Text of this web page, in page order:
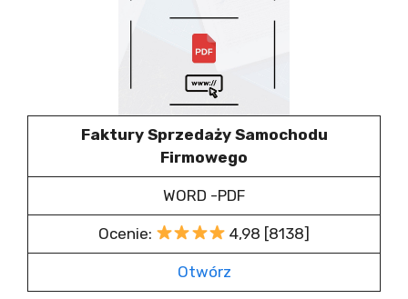
Faktury Sprzedaży Samochodu
Firmowego
WORD -PDF
Ocenie: 4,98 [8138]
Otwórz